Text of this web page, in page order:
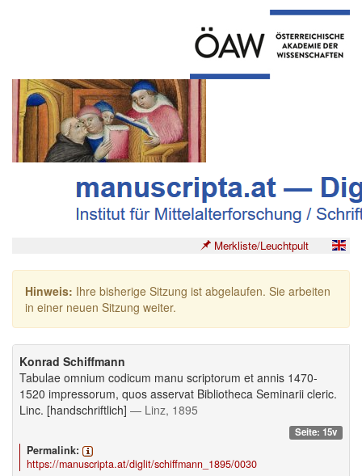
Merkliste/Leuchtpult
Hinweis: Ihre bisherige Sitzung ist abgelaufen. Sie arbeiten
in einer neuen Sitzung weiter.
Konrad Schiffmann
Tabulae omnium codicum manu scriptorum et annis 1470-
1520 impressorum, quos asservat Bibliotheca Seminarii cleric.
Linc. [handschriftlich] — Linz, 1895
Seite: 15v
Permalink:
https://manuscripta.at/diglit/schiffmann_1895/0030